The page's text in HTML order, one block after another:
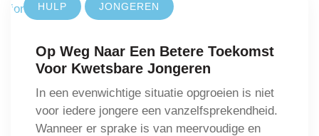
HULP JONGEREN
Op Weg Naar Een Betere Toekomst
Voor Kwetsbare Jongeren
In een evenwichtige situatie opgroeien is niet
voor iedere jongere een vanzelfsprekendheid.
Wanneer er sprake is van meervoudige en